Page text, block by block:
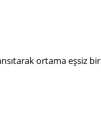
ortama eşsiz bir